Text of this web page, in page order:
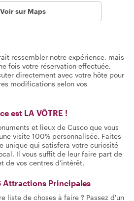
Voir sur Maps
ressembler notre expérience, mais
fois votre réservation effectuée,
directement avec votre hôte pour
modifications selon vos
est LA VÔTRE !
et lieux de Cusco que vous
visite 100% personnalisée. Faites-
unique qui satisfera votre curiosité
Il vous suffit de leur faire part de
de vos centres d'intérêt.
Attractions Principales
liste de choses à faire ? Passez d'un